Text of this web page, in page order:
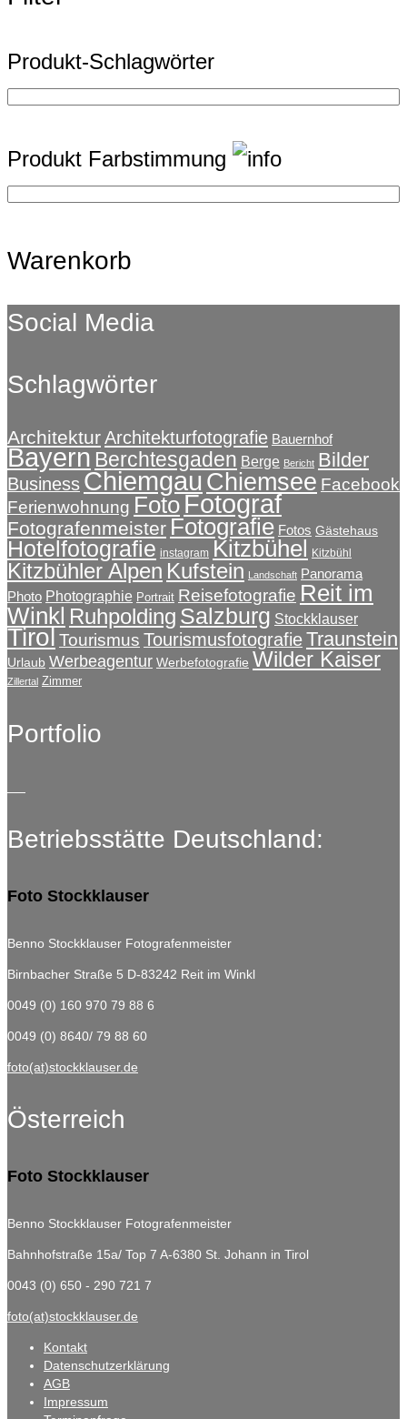
Produkt-Schlagwörter
Produkt Farbstimmung
Warenkorb
Social Media
Schlagwörter
ArchitekturArchitekturfotografie Bauernhof
Bayern Berchtesgaden Berge Bericht Bilder
BusinessChiemgauChiemsee Facebook
Ferienwohnung FotoFotograf
Fotografenmeister Fotografie Fotos Gästehaus
Hotelfotografie instagram Kitzbühel Kitzbühl
Kitzbühler Alpen Kufstein Landschaft Panorama
Photo Photographie Portrait Reisefotografie Reit im
Winkl Ruhpolding Salzburg Stockklauser
TirolTourismus TourismusfotografieTraunstein
Urlaub Werbeagentur Werbefotografie Wilder Kaiser
Zillertal Zimmer
Portfolio
Betriebsstätte Deutschland:
Foto Stockklauser
Benno Stockklauser Fotografenmeister
Birnbacher Straße 5 D-83242 Reit im Winkl
0049 (0) 160 970 79 88 6
0049 (0) 8640/ 79 88 60
foto(at)stockklauser.de
Österreich
Foto Stockklauser
Benno Stockklauser Fotografenmeister
Bahnhofstraße 15a/ Top 7 A-6380 St. Johann in Tirol
0043 (0) 650 - 290 721 7
foto(at)stockklauser.de
Kontakt
Datenschutzerklärung
AGB
Impressum